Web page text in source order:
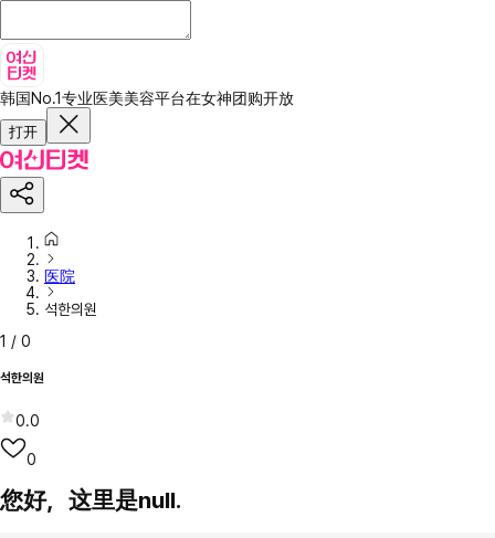
韩国No.1专业医美美容平台在女神团购开放
打开
医院
석한의원
1 / 0
석한의원
0.0
0
您好，这里是null.